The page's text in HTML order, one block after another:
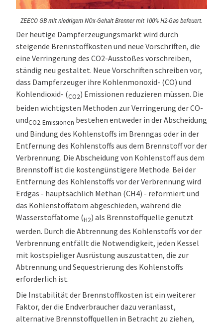
ZEECO GB mit niedrigem NOx-Gehalt Brenner mit 100% H2-Gas befeuert.
Der heutige Dampferzeugungsmarkt wird durch
steigende Brennstoffkosten und neue Vorschriften, die
eine Verringerung des CO2-Ausstoßes vorschreiben,
ständig neu gestaltet. Neue Vorschriften schreiben vor,
dass Dampferzeuger ihre Kohlenmonoxid- (CO) und
Kohlendioxid- (CO2) Emissionen reduzieren müssen. Die
beiden wichtigsten Methoden zur Verringerung der CO-
undCO2-Emissionen bestehen entweder in der Abscheidung
und Bindung des Kohlenstoffs im Brenngas oder in der
Entfernung des Kohlenstoffs aus dem Brennstoff vor der
Verbrennung. Die Abscheidung von Kohlenstoff aus dem
Brennstoff ist die kostengünstigere Methode. Bei der
Entfernung des Kohlenstoffs vor der Verbrennung wird
Erdgas - hauptsächlich Methan (CH4) - reformiert und
das Kohlenstoffatom abgeschieden, während die
Wasserstoffatome (H2) als Brennstoffquelle genutzt
werden. Durch die Abtrennung des Kohlenstoffs vor der
Verbrennung entfällt die Notwendigkeit, jeden Kessel
mit kostspieliger Ausrüstung auszustatten, die zur
Abtrennung und Sequestrierung des Kohlenstoffs
erforderlich ist.
Die Instabilität der Brennstoffkosten ist ein weiterer
Faktor, der die Endverbraucher dazu veranlasst,
alternative Brennstoffquellen in Betracht zu ziehen,